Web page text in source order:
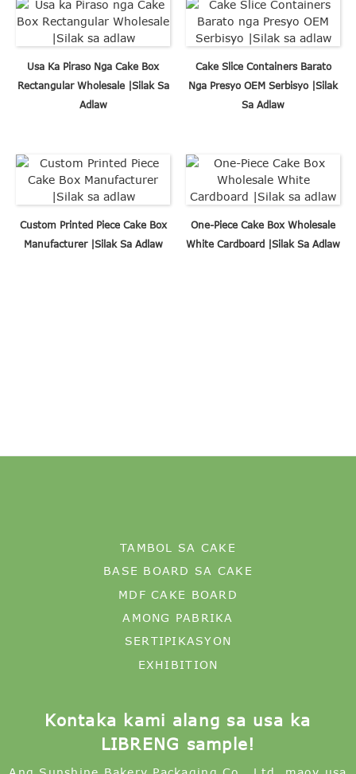
Usa Ka Piraso Nga Cake Box
Rectangular Wholesale |Silak Sa
Adlaw
Cake Slice Containers Barato
Nga Presyo OEM Serbisyo |Silak
Sa Adlaw
Custom Printed Piece Cake Box
Manufacturer |Silak Sa Adlaw
One-Piece Cake Box Wholesale
White Cardboard |Silak Sa Adlaw
TAMBOL SA CAKE
BASE BOARD SA CAKE
MDF CAKE BOARD
AMONG PABRIKA
SERTIPIKASYON
EXHIBITION
Kontaka kami alang sa usa ka
LIBRENG sample!